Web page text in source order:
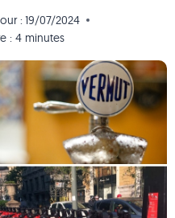
: 19/07/2024
: 4 minutes